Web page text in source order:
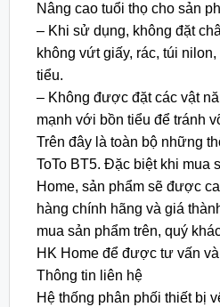
Nâng cao tuổi thọ cho sản
– Khi sử dụng, không đặt
không vứt giấy, rác, túi
tiểu.
– Không được đặt các vật
mạnh với bồn tiểu để tránh
Trên đây là toàn bộ những
ToTo BT5. Đặc biệt khi mua
Home, sản phẩm sẽ được
hàng chính hãng và giá
mua sản phẩm trên, quý
HK Home để được tư vấn
Thông tin liên hệ
Hệ thống phân phối thiết bị